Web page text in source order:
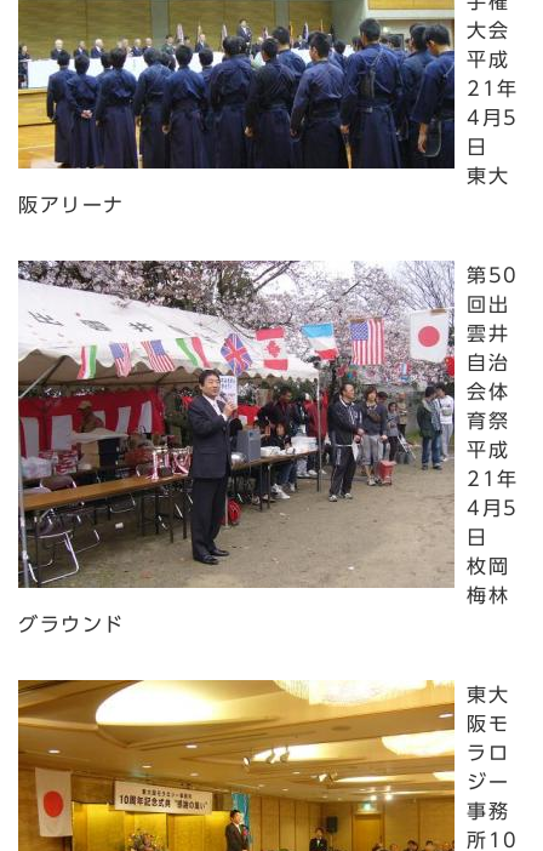
大会
平成
21年
4月5
日
東大
阪アリーナ
第50
回出
雲井
自治
会体
育祭
平成
21年
4月5
日
枚岡
梅林
グラウンド
東大
阪モ
ラロ
ジー
事務
所10